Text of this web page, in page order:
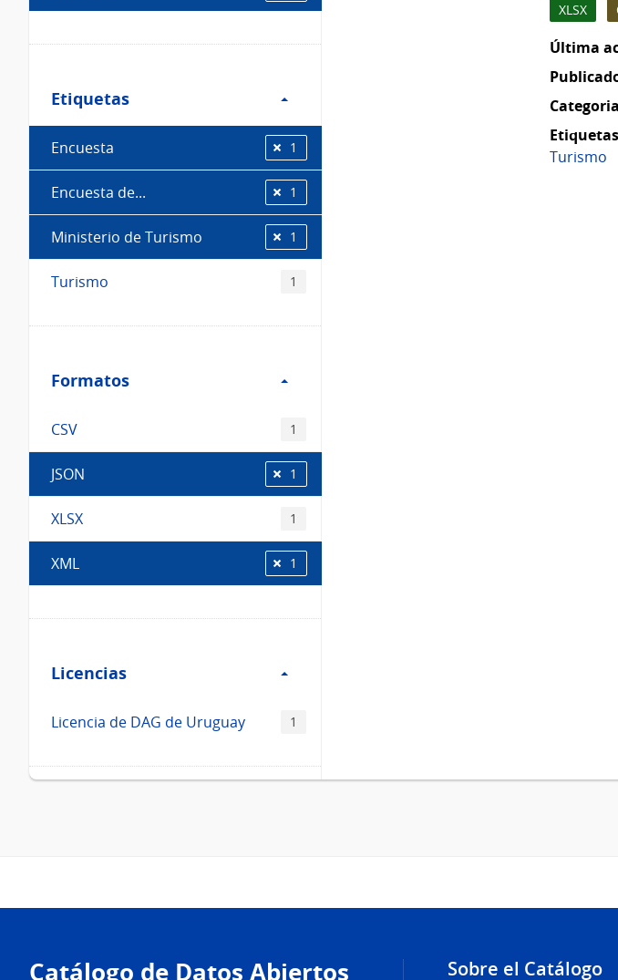
Etiquetas
Etiquetas
Encuesta 1
Encuesta de... 1
Ministerio de Turismo 1
Turismo 1
Formatos
Formatos
CSV 1
JSON 1
XLSX 1
XML 1
Licencias
Licencias
Licencia de DAG de Uruguay 1
XLSX
Última
Turismo
Catálogo de Datos Abiertos Sobre el Catálogo